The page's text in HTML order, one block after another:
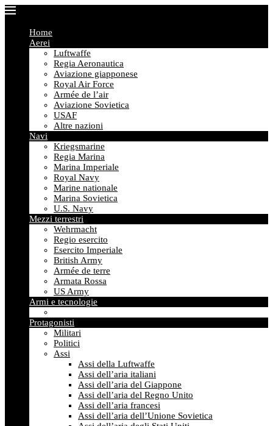
Home
Aerei
Luftwaffe
Regia Aeronautica
Aviazione giapponese
Royal Air Force
Armée de l’air
Aviazione Sovietica
USAF
Altre nazioni
Navi
Kriegsmarine
Regia Marina
Marina Imperiale
Royal Navy
Marine nationale
Marina Sovietica
U.S. Navy
Mezzi terrestri
Wehrmacht
Regio esercito
Esercito Imperiale
British Army
Armée de terre
Armata Rossa
US Army
Armi e tecnologie
Protagonisti
Militari
Politici
Assi
Assi della Luftwaffe
Assi dell’aria italiani
Assi dell’aria del Giappone
Assi dell’aria del Regno Unito
Assi dell’aria francesi
Assi dell’aria dell’Unione Sovietica